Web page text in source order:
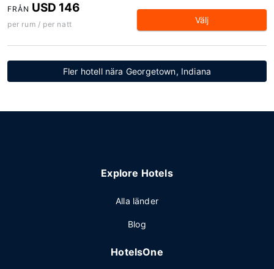
FRÅN USD 146
per rum / per natt Välj
Fler hotell nära Georgetown, Indiana
Explore Hotels
Alla länder
Blog
HotelsOne